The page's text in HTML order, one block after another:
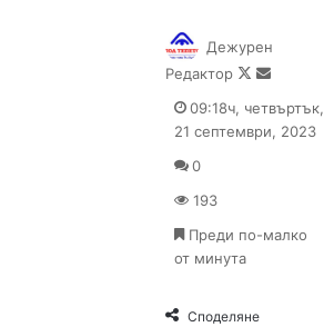
Дежурен
Редактор
Follow
X
Send
email
09:18ч, четвъртък,
21 септември, 2023
0
193
Преди по-малко
от минута
Споделяне